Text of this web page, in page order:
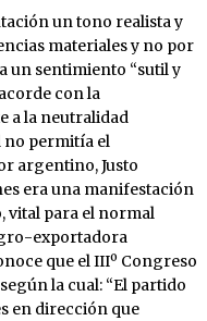
un tono realista y
materiales y no por
un sentimiento “sutil y
con la
a la neutralidad
no permitía el
argentino, Justo
era una manifestación
vital para el normal
exportadora
que el IIIº Congreso
la cual: “El partido
en dirección que